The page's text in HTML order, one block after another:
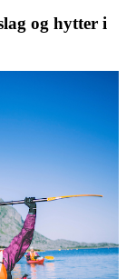
og hytter i